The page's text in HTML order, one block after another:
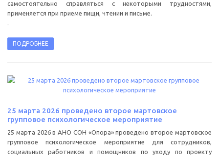
самостоятельно справляться с некоторыми трудностями,
применяется при приеме пищи, чтении и письме.
ПОДРОБНЕЕ
25 марта 2026 проведено второе мартовское
групповое психологическое мероприятие
25 марта 2026 в АНО СОН «Опора» проведено второе мартовское
групповое психологическое мероприятие для сотрудников,
социальных работников и помощников по уходу по проекту